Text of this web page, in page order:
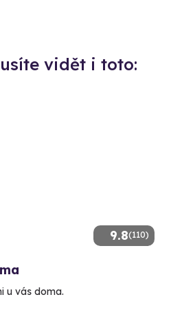
vidět i toto:
9.8(110)
u vás doma.